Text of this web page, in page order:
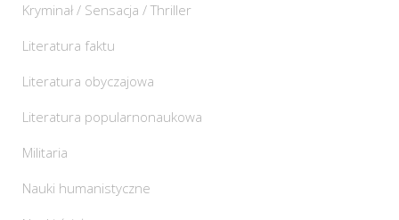
Kryminał / Sensacja / Thriller
Literatura faktu
Literatura obyczajowa
Literatura popularnonaukowa
Militaria
Nauki humanistyczne